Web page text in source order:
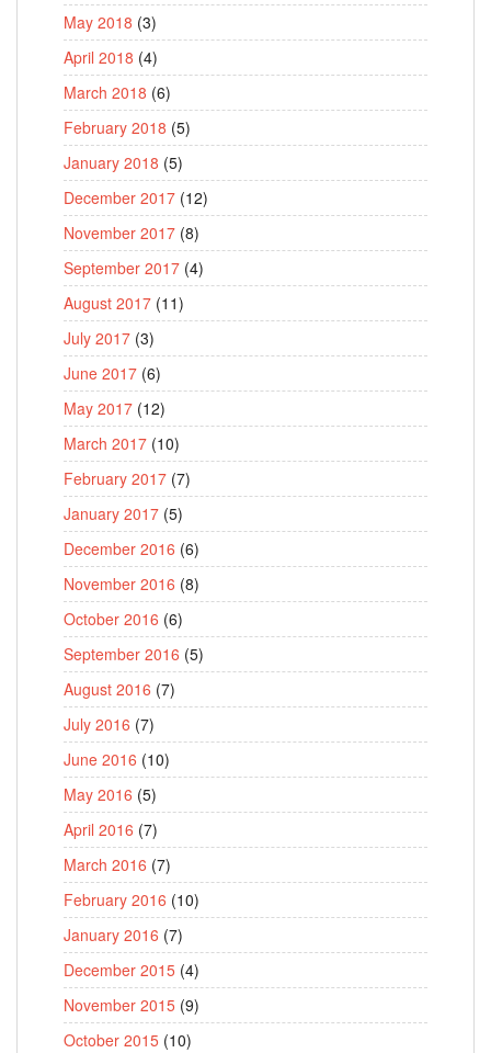
May 2018 (3)
April 2018 (4)
March 2018 (6)
February 2018 (5)
January 2018 (5)
December 2017 (12)
November 2017 (8)
September 2017 (4)
August 2017 (11)
July 2017 (3)
June 2017 (6)
May 2017 (12)
March 2017 (10)
February 2017 (7)
January 2017 (5)
December 2016 (6)
November 2016 (8)
October 2016 (6)
September 2016 (5)
August 2016 (7)
July 2016 (7)
June 2016 (10)
May 2016 (5)
April 2016 (7)
March 2016 (7)
February 2016 (10)
January 2016 (7)
December 2015 (4)
November 2015 (9)
October 2015 (10)